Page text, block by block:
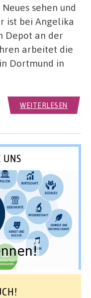
sehen und
ist bei Angelika
Depot an der
arbeitet die
Dortmund in
WEITERLESEN
UNS